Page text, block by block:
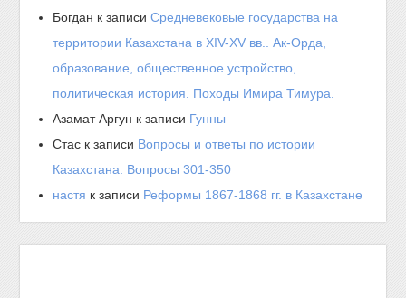
Богдан к записиСредневековые государства на
территории Казахстана в XIV-XV вв.. Ак-Орда,
образование, общественное устройство,
политическая история. Походы Имира Тимура.
Азамат Аргун к записи Гунны
Стас к записи Вопросы и ответы по истории
Казахстана. Вопросы 301-350
настя к записи Реформы 1867-1868 гг. в Казахстане